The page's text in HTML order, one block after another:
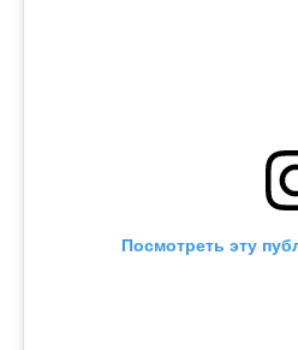
Посмотреть эту